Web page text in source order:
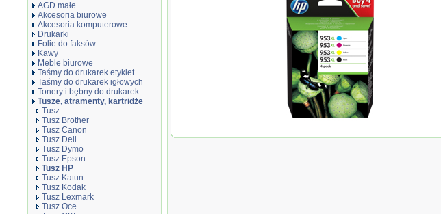
AGD małe
Akcesoria biurowe
Akcesoria komputerowe
Drukarki
Folie do faksów
Kawy
Meble biurowe
Taśmy do drukarek etykiet
Taśmy do drukarek igłowych
Tonery i bębny do drukarek
Tusze, atramenty, kartridże
Tusz
Tusz Brother
Tusz Canon
Tusz Dell
Tusz Dymo
Tusz Epson
Tusz HP
Tusz Katun
Tusz Kodak
Tusz Lexmark
Tusz Oce
953XL C/M/Y/K